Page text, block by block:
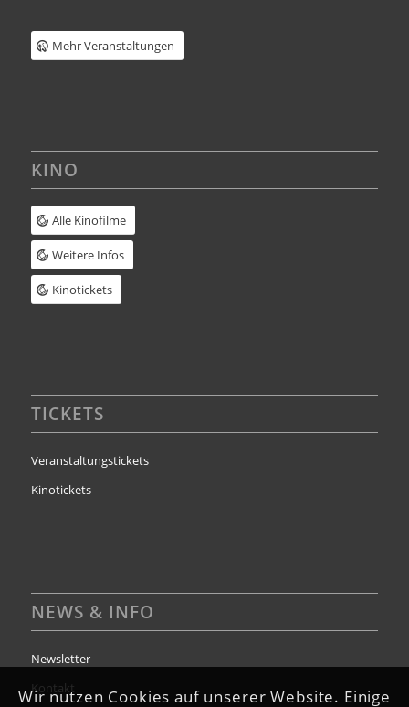
Mehr Veranstaltungen
KINO
Alle Kinofilme
Weitere Infos
Kinotickets
TICKETS
Veranstaltungstickets
Kinotickets
NEWS & INFO
Newsletter
Kontakt
Wir nutzen Cookies auf unserer Website. Einige